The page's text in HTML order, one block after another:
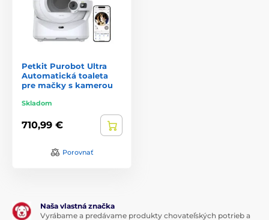
Petkit Purobot Ultra
Automatická toaleta
pre mačky s kamerou
Skladom
710,99 €
Porovnať
Naša vlastná značka
Vyrábame a predávame produkty chovateľských potrieb a